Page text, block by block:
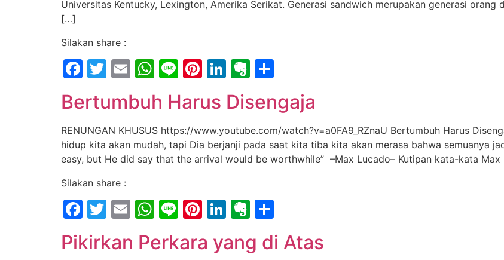
Universitas Kentucky, Lexington, Amerika Serikat. Generasi sandwich merupakan generasi
[…]
Silakan share :
Facebook
Twitter
EmailWhatsApp
LinePinterest
LinkedIn
Evernote
Bertumbuh Harus Disengaja
RENUNGAN KHUSUS https://www.youtube.com/watch?v=a0FA9_RZnaU Bertumbuh Harus
hidup kita akan mudah, tapi Dia berjanji pada saat kita tiba kita akan merasa bahwa semuanya
easy, but He did say that the arrival would be worthwhile” –Max Lucado– Kutipan kata-kata
Silakan share :
Facebook
Twitter
EmailWhatsApp
LinePinterest
LinkedIn
Evernote
Pikirkan Perkara yang di Atas